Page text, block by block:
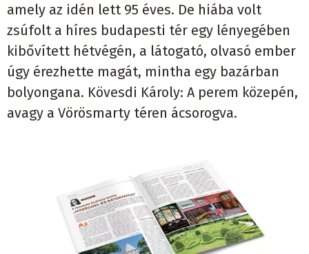
amely az idén lett 95 éves. De hiába volt
zsúfolt a híres budapesti tér egy lényegében
kibővített hétvégén, a látogató, olvasó ember
úgy érezhette magát, mintha egy bazárban
bolyongana. Kövesdi Károly: A perem közepén,
avagy a Vörösmarty téren ácsorogva.